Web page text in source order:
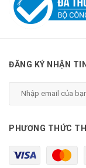
ĐĂNG KÝ NHẬN
PHƯƠNG THỨC